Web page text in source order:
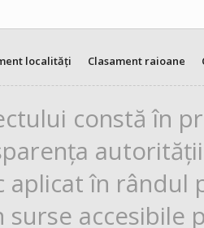
localități Clasament raioane
constă în
aplicat în rândul
surse